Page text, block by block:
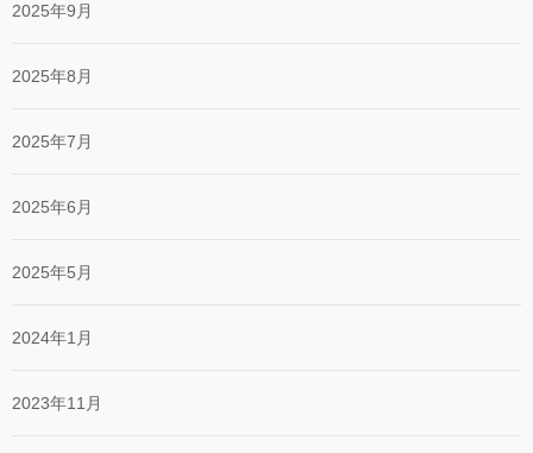
2025年9月
2025年8月
2025年7月
2025年6月
2025年5月
2024年1月
2023年11月